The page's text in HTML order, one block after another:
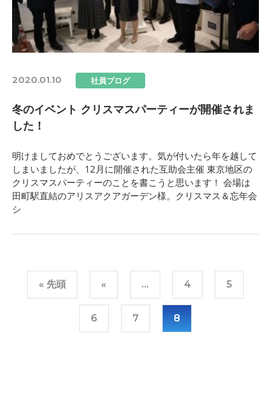
2020.01.10 社員ブログ
冬のイベント クリスマスパーティーが開催されま
した！
明けましておめでとうございます。気が付いたら年を越して
しまいましたが、12月に開催された互助会主催 東京地区の
クリスマスパーティーのことを書こうと思います！ 会場は
田町駅直結のアリスアクアガーデン様。クリスマス＆忘年会
シ
« 先頭 « ... 4 5
6 7 8